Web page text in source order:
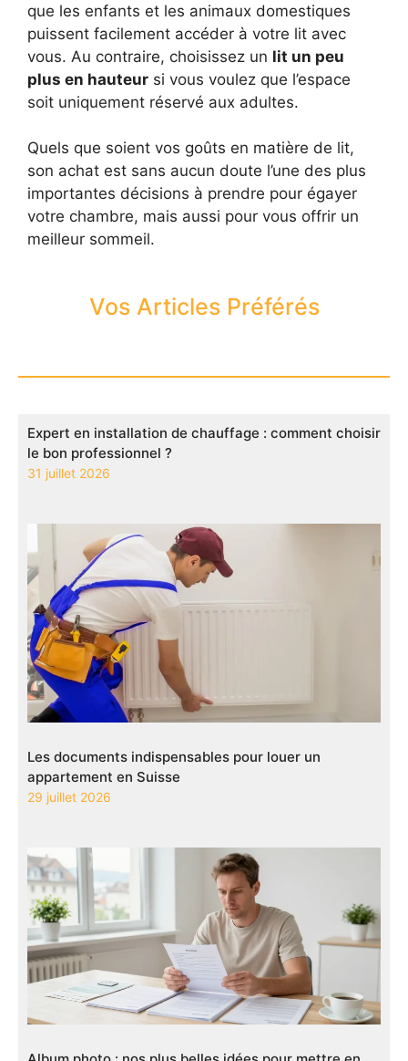
que les enfants et les animaux domestiques
puissent facilement accéder à votre lit avec
vous. Au contraire, choisissez un lit un peu
plus en hauteur si vous voulez que l’espace
soit uniquement réservé aux adultes.
Quels que soient vos goûts en matière de lit,
son achat est sans aucun doute l’une des plus
importantes décisions à prendre pour égayer
votre chambre, mais aussi pour vous offrir un
meilleur sommeil.
Vos Articles Préférés
Expert en installation de chauffage : comment choisir
le bon professionnel ?
31 juillet 2026
Les documents indispensables pour louer un
appartement en Suisse
29 juillet 2026